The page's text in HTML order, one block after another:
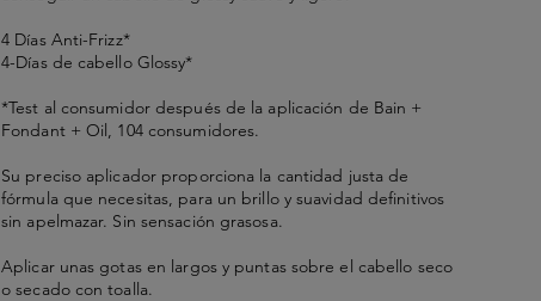
4 Días Anti-Frizz*
4-Días de cabello Glossy*
*Test al consumidor después de la aplicación de Bain +
Fondant + Oil, 104 consumidores.
Su preciso aplicador proporciona la cantidad justa de
fórmula que necesitas, para un brillo y suavidad definitivos
sin apelmazar. Sin sensación grasosa.
Aplicar unas gotas en largos y puntas sobre el cabello seco
o secado con toalla.